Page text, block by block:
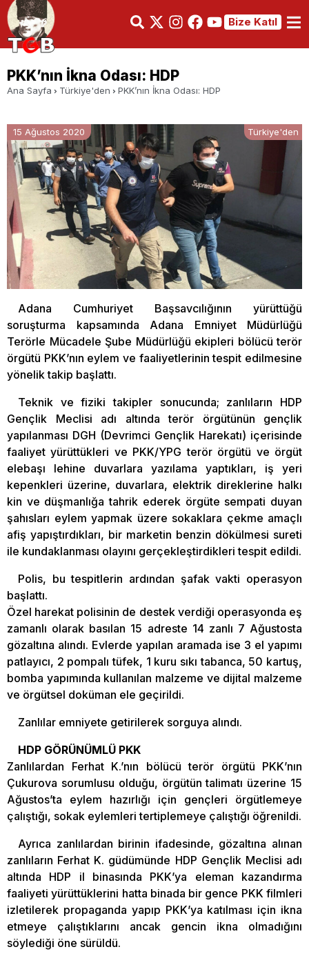
Bize Katıl
PKK’nın İkna Odası: HDP
Ana Sayfa Türkiye'den PKK’nın İkna Odası: HDP
15 Ağustos 2020 Türkiye'den
Adana Cumhuriyet Başsavcılığının yürüttüğü
soruşturma kapsamında Adana Emniyet Müdürlüğü
Terörle Mücadele Şube Müdürlüğü ekipleri bölücü terör
örgütü PKK’nın eylem ve faaliyetlerinin tespit edilmesine
yönelik takip başlattı.
Teknik ve fiziki takipler sonucunda; zanlıların HDP
Gençlik Meclisi adı altında terör örgütünün gençlik
yapılanması DGH (Devrimci Gençlik Harekatı) içerisinde
faaliyet yürüttükleri ve PKK/YPG terör örgütü ve örgüt
elebaşı lehine duvarlara yazılama yaptıkları, iş yeri
kepenkleri üzerine, duvarlara, elektrik direklerine halkı
kin ve düşmanlığa tahrik ederek örgüte sempati duyan
şahısları eylem yapmak üzere sokaklara çekme amaçlı
afiş yapıştırdıkları, bir marketin benzin dökülmesi sureti
ile kundaklanması olayını gerçekleştirdikleri tespit edildi.
Polis, bu tespitlerin ardından şafak vakti operasyon
başlattı.
Özel harekat polisinin de destek verdiği operasyonda eş
zamanlı olarak basılan 15 adreste 14 zanlı 7 Ağustosta
gözaltına alındı. Evlerde yapılan aramada ise 3 el yapımı
patlayıcı, 2 pompalı tüfek, 1 kuru sıkı tabanca, 50 kartuş,
bomba yapımında kullanılan malzeme ve dijital malzeme
ve örgütsel doküman ele geçirildi.
Zanlılar emniyete getirilerek sorguya alındı.
HDP GÖRÜNÜMLÜ PKK
Zanlılardan Ferhat K.’nın bölücü terör örgütü PKK’nın
Çukurova sorumlusu olduğu, örgütün talimatı üzerine 15
Ağustos’ta eylem hazırlığı için gençleri örgütlemeye
çalıştığı, sokak eylemleri tertiplemeye çalıştığı öğrenildi.
Ayrıca zanlılardan birinin ifadesinde, gözaltına alınan
zanlıların Ferhat K. güdümünde HDP Gençlik Meclisi adı
altında HDP il binasında PKK’ya eleman kazandırma
faaliyeti yürüttüklerini hatta binada bir gence PKK filmleri
izletilerek propaganda yapıp PKK’ya katılması için ikna
etmeye çalıştıklarını ancak gencin ikna olmadığını
söylediği öne sürüldü.